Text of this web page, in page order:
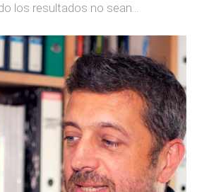
los resultados no sean...